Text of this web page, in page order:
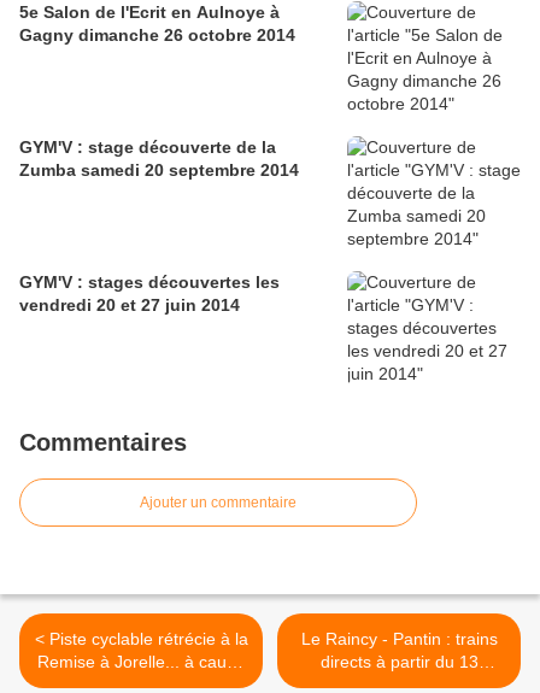
5e Salon de l'Ecrit en Aulnoye à
Gagny dimanche 26 octobre 2014
GYM'V : stage découverte de la
Zumba samedi 20 septembre 2014
GYM'V : stages découvertes les
vendredi 20 et 27 juin 2014
Commentaires
Ajouter un commentaire
< Piste cyclable rétrécie à la
Remise à Jorelle... à cause
des vélos
Le Raincy - Pantin : trains
directs à partir du 13
décembre 2009 >